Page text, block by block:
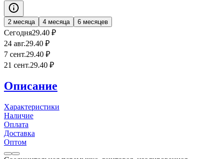
2 месяца 4 месяца 6 месяцев
Сегодня29.40 ₽
24 авг.29.40 ₽
7 сент.29.40 ₽
21 сент.29.40 ₽
Описание
Характеристики
Наличие
Оплата
Доставка
Оптом